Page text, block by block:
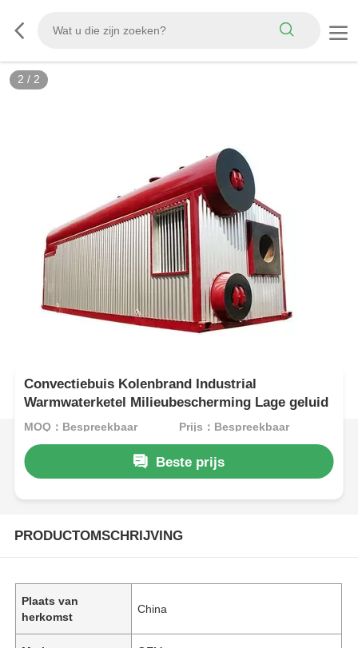
2 / 2
Convectiebuis Kolenbrand Industrial
Warmwaterketel Milieubescherming Lage geluid
MOQ：Bespreekbaar Prijs：Bespreekbaar
Beste prijs
PRODUCTOMSCHRIJVING
Plaats van
herkomst
China